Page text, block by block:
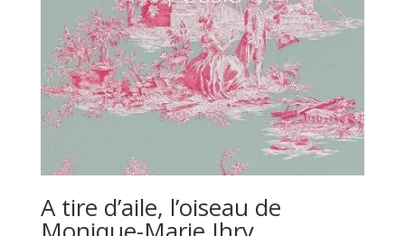
A tire d’aile, l’oiseau de